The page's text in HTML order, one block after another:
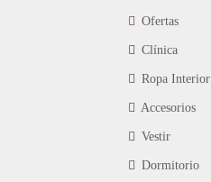
Ofertas
Clínica
Ropa Interior
Accesorios
Vestir
Dormitorio